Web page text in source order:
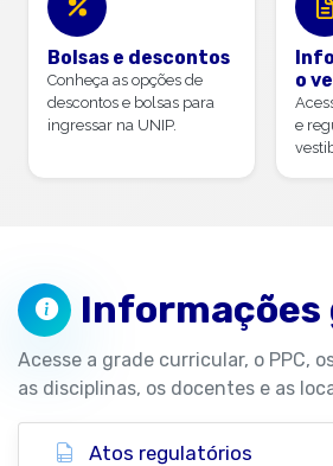
Bolsas e descontos
Conheça as opções de
descontos e bolsas para
ingressar na UNIP.
o
e
Informações
Acesse a grade curricular, o PPC,
as disciplinas, os docentes e as
Atos regulatórios